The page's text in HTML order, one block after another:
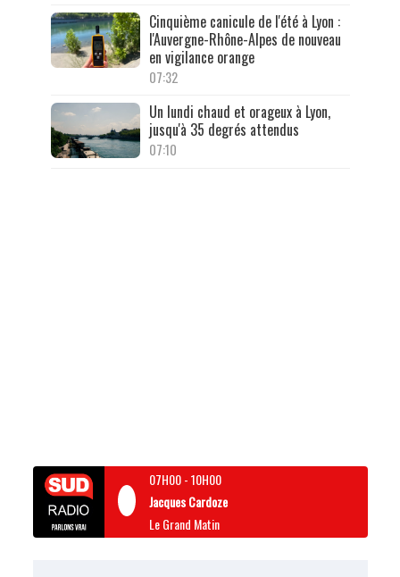
Cinquième canicule de l'été à Lyon :
l'Auvergne-Rhône-Alpes de nouveau
en vigilance orange
07:32
Un lundi chaud et orageux à Lyon,
jusqu'à 35 degrés attendus
07:10
07H00-10H00
Jacques Cardoze
Le Grand Matin